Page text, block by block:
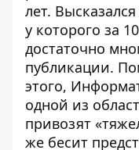
лет.
у которого за
достаточно
публикации.
этого,
одной из
привозят
же бесит